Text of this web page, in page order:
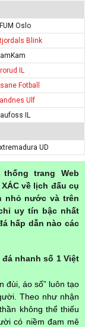
Oslo
Blink
IL
Fotball
Ulf
IL
UD
trang Web
về lịch đấu cụ
nhỏ nước và trên
uy tín bậc nhất
hấp dẫn nào các
nhanh số 1 Việt
đùi, áo số” luôn tạo
Theo như nhận
không thể thiếu
có niềm đam mê